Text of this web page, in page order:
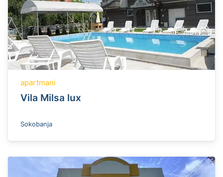
apartmani
Vila Milsa lux
Sokobanja